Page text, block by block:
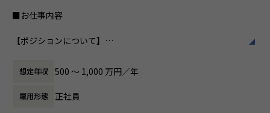
ITの力で人手不足の解消と流動性の拡大に寄与するサービス
《ERP導入を支援し、業務標準化の輪を広げる》
国内全体では基幹業務の標準化は急務であるものの、大手・
準大手から中堅規模の企業においては実現していない企業が
ホープスでは、リモートワーク活用があり平
く、プロジェクトに応じて柔軟な働き方がで
■お仕事内容
【ポジションについて】
ステムの導入・開発に携わっていただくポジションです。
ホープスではエンドユーザー、大手SIer向けのERPパッケー
ジの提案や要件定義等の上流工程から、詳細設計・構築、テ
スト工程や運用保守まで、一連の業務を担っています。
想定年収 500 〜 1,000 万円／年
雇用形態 正社員